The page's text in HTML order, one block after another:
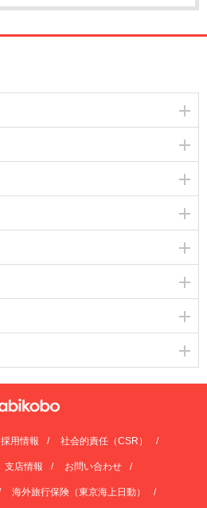
採用情報 社会的責任（CSR）
支店情報 お問い合わせ
海外旅行保険（東京海上日動）